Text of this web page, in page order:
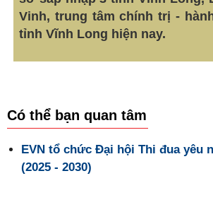
Vinh, trung tâm chính trị -
tỉnh Vĩnh Long hiện nay.
Có thể bạn quan tâm
EVN tổ chức Đại hội Thi đua yêu
(2025 - 2030)